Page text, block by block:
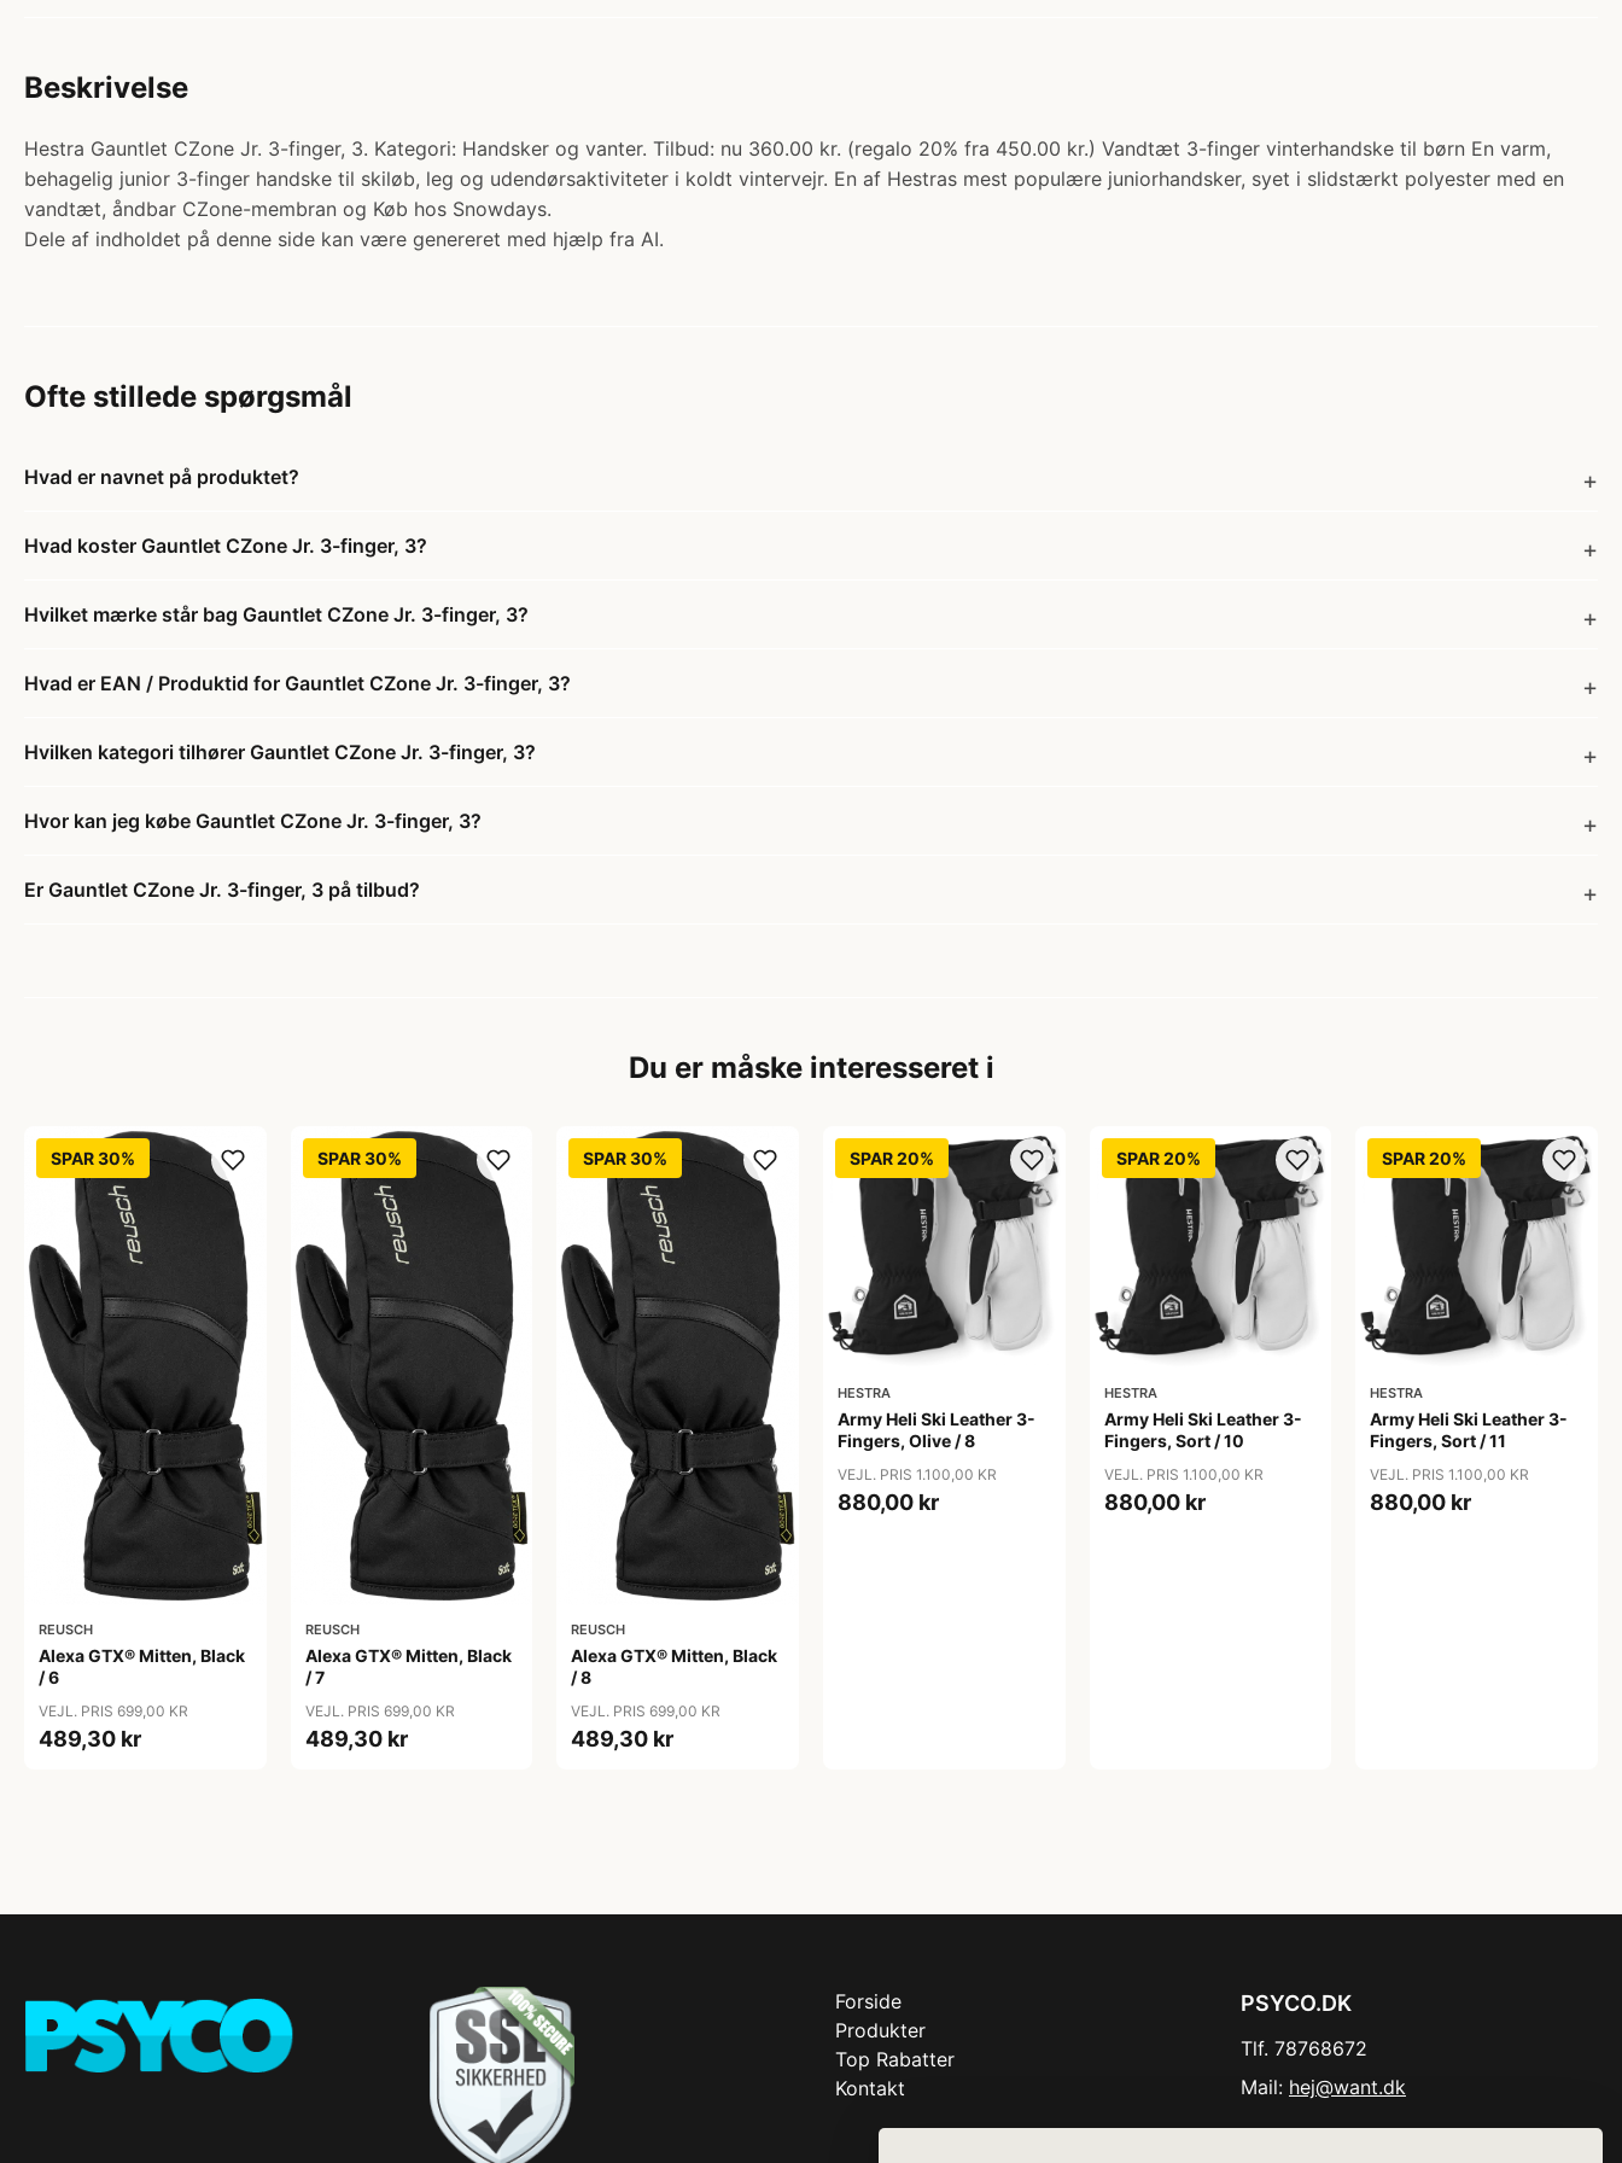
Beskrivelse
Hestra Gauntlet CZone Jr. 3-finger, 3. Kategori: Handsker og vanter. Tilbud: nu 360.00 kr. (regalo 20% fra 450.00 kr.) Vandtæt 3-finger vinterhandske til børn En varm,
behagelig junior 3-finger handske til skiløb, leg og udendørsaktiviteter i koldt vintervejr. En af Hestras mest populære juniorhandsker, syet i slidstærkt polyester med en
vandtæt, åndbar CZone-membran og Køb hos Snowdays.
Dele af indholdet på denne side kan være genereret med hjælp fra AI.
Ofte stillede spørgsmål
Hvad er navnet på produktet?
Hvad koster Gauntlet CZone Jr. 3-finger, 3?
Hvilket mærke står bag Gauntlet CZone Jr. 3-finger, 3?
Hvad er EAN / Produktid for Gauntlet CZone Jr. 3-finger, 3?
Hvilken kategori tilhører Gauntlet CZone Jr. 3-finger, 3?
Hvor kan jeg købe Gauntlet CZone Jr. 3-finger, 3?
Er Gauntlet CZone Jr. 3-finger, 3 på tilbud?
Du er måske interesseret i
SPAR 30%
REUSCH
Alexa GTX® Mitten, Black
/ 6
VEJL. PRIS 699,00 KR
489,30 kr
SPAR 30%
REUSCH
Alexa GTX® Mitten, Black
/ 7
VEJL. PRIS 699,00 KR
489,30 kr
SPAR 30%
REUSCH
Alexa GTX® Mitten, Black
/ 8
VEJL. PRIS 699,00 KR
489,30 kr
SPAR 20%
HESTRA
Army Heli Ski Leather 3-
Fingers, Olive / 8
VEJL. PRIS 1.100,00 KR
880,00 kr
SPAR 20%
HESTRA
Army Heli Ski Leather 3-
Fingers, Sort / 10
VEJL. PRIS 1.100,00 KR
880,00 kr
SPAR 20%
HESTRA
Army Heli Ski Leather 3-
Fingers, Sort / 11
VEJL. PRIS 1.100,00 KR
880,00 kr
Forside
Produkter
Top Rabatter
Kontakt
PSYCO.DK
Tlf. 78768672
Mail: hej@want.dk